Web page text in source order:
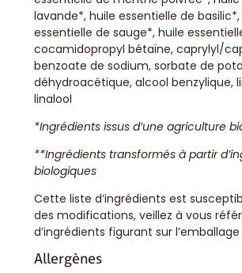
lavande*, huile essentielle de basilic*,
essentielle de sauge*, huile
cocamidopropyl bétaïne, caprylyl/
benzoate de sodium, sorbate de
déhydroacétique, alcool benzylique,
linalool
*Ingrédients issus d’une agriculture
**Ingrédients transformés à partir
biologiques
Cette liste d’ingrédients est
des modifications, veillez à vous
d’ingrédients figurant sur
Allergènes